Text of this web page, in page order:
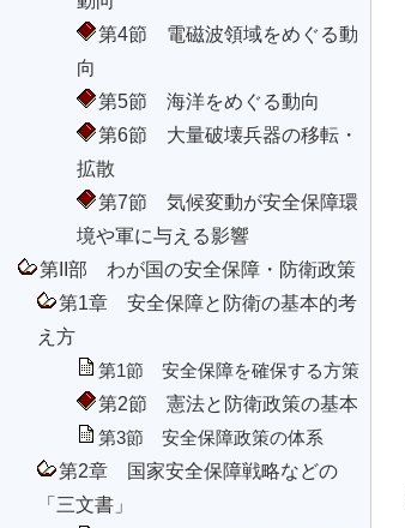
第4節 電磁波領域をめぐる動
向
第5節 海洋をめぐる動向
第6節 大量破壊兵器の移転・
拡散
第7節 気候変動が安全保障環
境や軍に与える影響
第II部 わが国の安全保障・防衛政策
第1章 安全保障と防衛の基本的考
え方
第1節 安全保障を確保する方策
第2節 憲法と防衛政策の基本
第3節 安全保障政策の体系
第2章 国家安全保障戦略などの
「三文書」